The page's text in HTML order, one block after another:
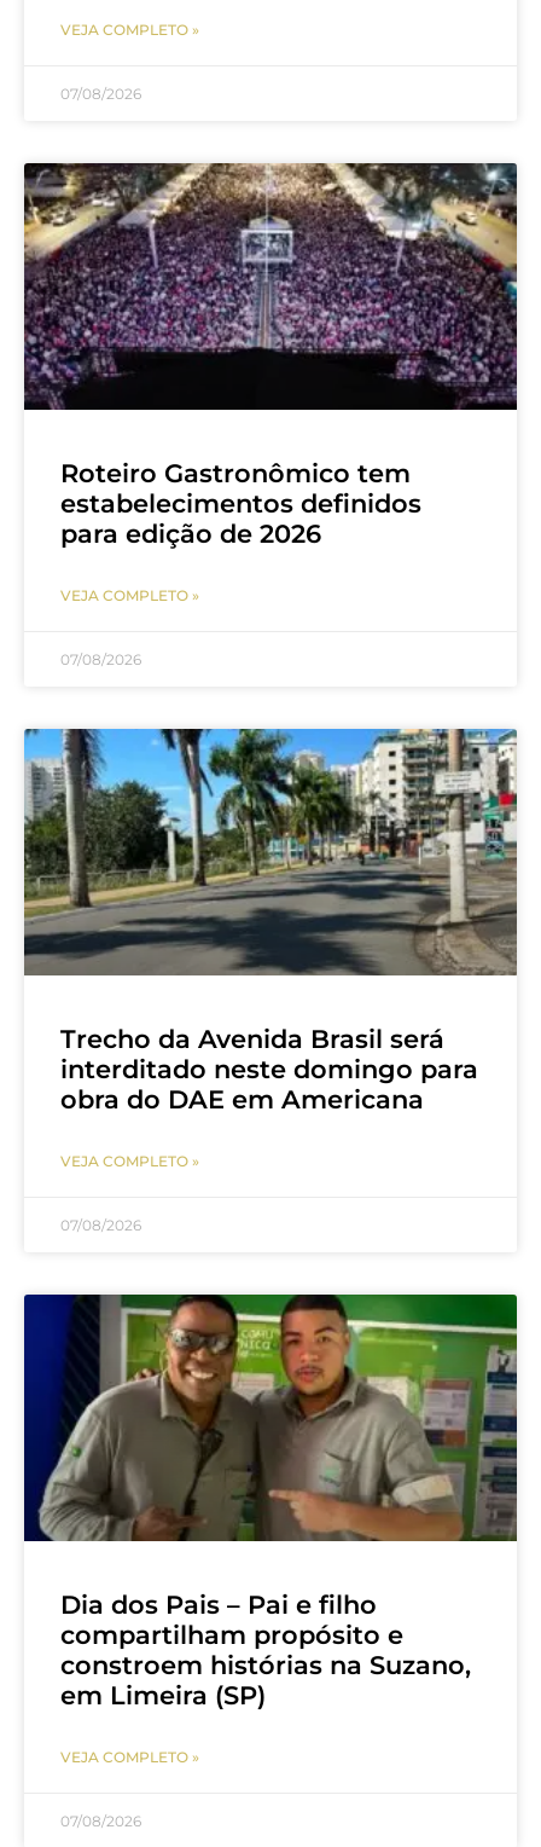
VEJA COMPLETO »
07/08/2026
Roteiro Gastronômico tem
estabelecimentos definidos
para edição de 2026
VEJA COMPLETO »
07/08/2026
Trecho da Avenida Brasil será
interditado neste domingo para
obra do DAE em Americana
VEJA COMPLETO »
07/08/2026
Dia dos Pais – Pai e filho
compartilham propósito e
constroem histórias na Suzano,
em Limeira (SP)
VEJA COMPLETO »
07/08/2026